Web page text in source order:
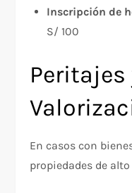
Inscripción de
S/ 100
Peritajes
En casos con
propiedades de